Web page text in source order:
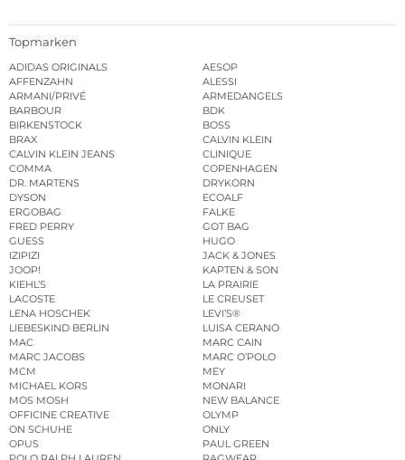
Topmarken
ADIDAS ORIGINALS
AESOP
AFFENZAHN
ALESSI
ARMANI/PRIVÉ
ARMEDANGELS
BARBOUR
BDK
BIRKENSTOCK
BOSS
BRAX
CALVIN KLEIN
CALVIN KLEIN JEANS
CLINIQUE
COMMA
COPENHAGEN
DR. MARTENS
DRYKORN
DYSON
ECOALF
ERGOBAG
FALKE
FRED PERRY
GOT BAG
GUESS
HUGO
IZIPIZI
JACK & JONES
JOOP!
KAPTEN & SON
KIEHL’S
LA PRAIRIE
LACOSTE
LE CREUSET
LENA HOSCHEK
LEVI’S®
LIEBESKIND BERLIN
LUISA CERANO
MAC
MARC CAIN
MARC JACOBS
MARC O’POLO
MCM
MEY
MICHAEL KORS
MONARI
MOS MOSH
NEW BALANCE
OFFICINE CREATIVE
OLYMP
ON SCHUHE
ONLY
OPUS
PAUL GREEN